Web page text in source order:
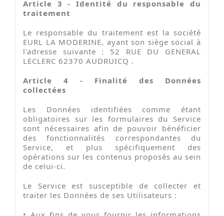
Article 3 - Identité du responsable du
traitement
Le responsable du traitement est la société
EURL LA MODERINE, ayant son siège social à
l'adresse suivante : 52 RUE DU GENERAL
LECLERC 62370 AUDRUICQ .
Article 4 - Finalité des Données
collectées
Les Données identifiées comme étant
obligatoires sur les formulaires du Service
sont nécessaires afin de pouvoir bénéficier
des fonctionnalités correspondantes du
Service, et plus spécifiquement des
opérations sur les contenus proposés au sein
de celui-ci.
Le Service est susceptible de collecter et
traiter les Données de ses Utilisateurs :